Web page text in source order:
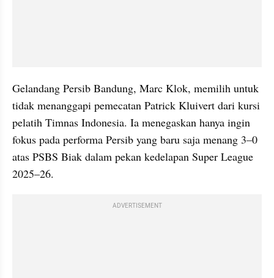
Gelandang Persib Bandung, Marc Klok, memilih untuk
tidak menanggapi pemecatan Patrick Kluivert dari kursi
pelatih Timnas Indonesia. Ia menegaskan hanya ingin
fokus pada performa Persib yang baru saja menang 3–0
atas PSBS Biak dalam pekan kedelapan Super League
2025–26.
ADVERTISEMENT